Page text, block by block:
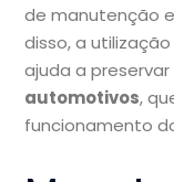
de manutenção
disso, a
ajuda a
automotivos,
funcionamento